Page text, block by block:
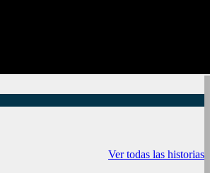
Ver todas las historias
del iPhone